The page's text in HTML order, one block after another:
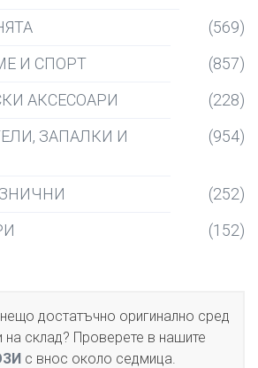
(569)
И СПОРТ
(857)
АКСЕСОАРИ
(228)
ЗАПАЛКИ И
(954)
(252)
(152)
достатъчно оригинално сред
на склад? Проверете в нашите
с внос около седмица.